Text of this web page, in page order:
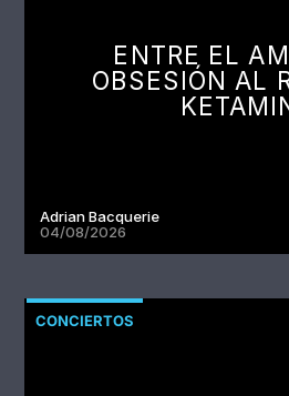
ENTRE EL
OBSESIÓN AL
Adrian Bacquerie
04/08/2026
CONCIERTOS